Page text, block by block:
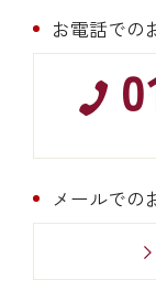
お電話での
メールでの